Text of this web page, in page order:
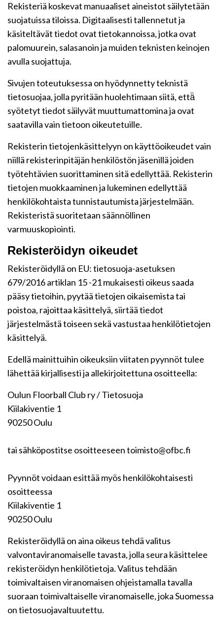
Rekisteriä koskevat manuaaliset aineistot säilytetään
suojatuissa tiloissa. Digitaalisesti tallennetut ja
käsiteltävät tiedot ovat tietokannoissa, jotka ovat
palomuurein, salasanoin ja muiden teknisten keinojen
avulla suojattuja.
Sivujen toteutuksessa on hyödynnetty teknistä
tietosuojaa, jolla pyritään huolehtimaan siitä, että̈
syötetyt tiedot säilyvät muuttumattomina ja ovat
saatavilla vain tietoon oikeutetuille.
Rekisterin tietojenkäsittelyyn on käyttöoikeudet vain
niillä rekisterinpitäjän henkilöstön jäsenillä joiden
työtehtävien suorittaminen sitä edellyttää. Rekisterin
tietojen muokkaaminen ja lukeminen edellyttää
henkilökohtaista tunnistautumista järjestelmään.
Rekisteristä suoritetaan säännöllinen
varmuuskopiointi.
Rekisteröidyn oikeudet
Rekisteröidyllä on EU: tietosuoja-asetuksen
679/2016 artiklan 15 -21 mukaisesti oikeus saada
pääsy tietoihin, pyytää tietojen oikaisemista tai
poistoa, rajoittaa käsittelyä, siirtää tiedot
järjestelmästä toiseen sekä vastustaa henkilötietojen
käsittelyä.
Edellä mainittuihin oikeuksiin viitaten pyynnöt tulee
lähettää kirjallisesti ja allekirjoitettuna osoitteella:
Oulun Floorball Club ry / Tietosuoja
Kiilakiventie 1
90250 Oulu
tai sähköpostitse osoitteeseen toimisto@ofbc.fi
Pyynnöt voidaan esittää myös henkilökohtaisesti
osoitteessa
Kiilakiventie 1
90250 Oulu
Rekisteröidyllä on aina oikeus tehdä valitus
valvontaviranomaiselle tavasta, jolla seura käsittelee
rekisteröidyn henkilötietoja. Valitus tehdään
toimivaltaisen viranomaisen ohjeistamalla tavalla
suoraan toimivaltaiselle viranomaiselle, joka Suomessa
on tietosuojavaltuutettu.